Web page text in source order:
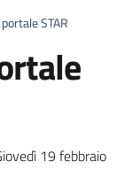
STAR
19 febbraio